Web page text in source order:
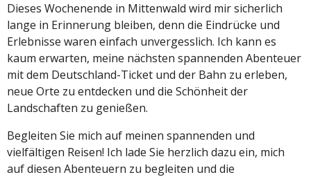
Dieses Wochenende in Mittenwald wird mir sicherlich
lange in Erinnerung bleiben, denn die Eindrücke und
Erlebnisse waren einfach unvergesslich. Ich kann es
kaum erwarten, meine nächsten spannenden Abenteuer
mit dem Deutschland-Ticket und der Bahn zu erleben,
neue Orte zu entdecken und die Schönheit der
Landschaften zu genießen.
Begleiten Sie mich auf meinen spannenden und
vielfältigen Reisen! Ich lade Sie herzlich dazu ein, mich
auf diesen Abenteuern zu begleiten und die